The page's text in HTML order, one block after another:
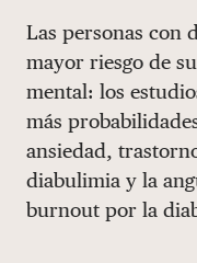
Las personas con
mayor riesgo de
mental: los
más
ansiedad,
diabulimia y la
burnout por la